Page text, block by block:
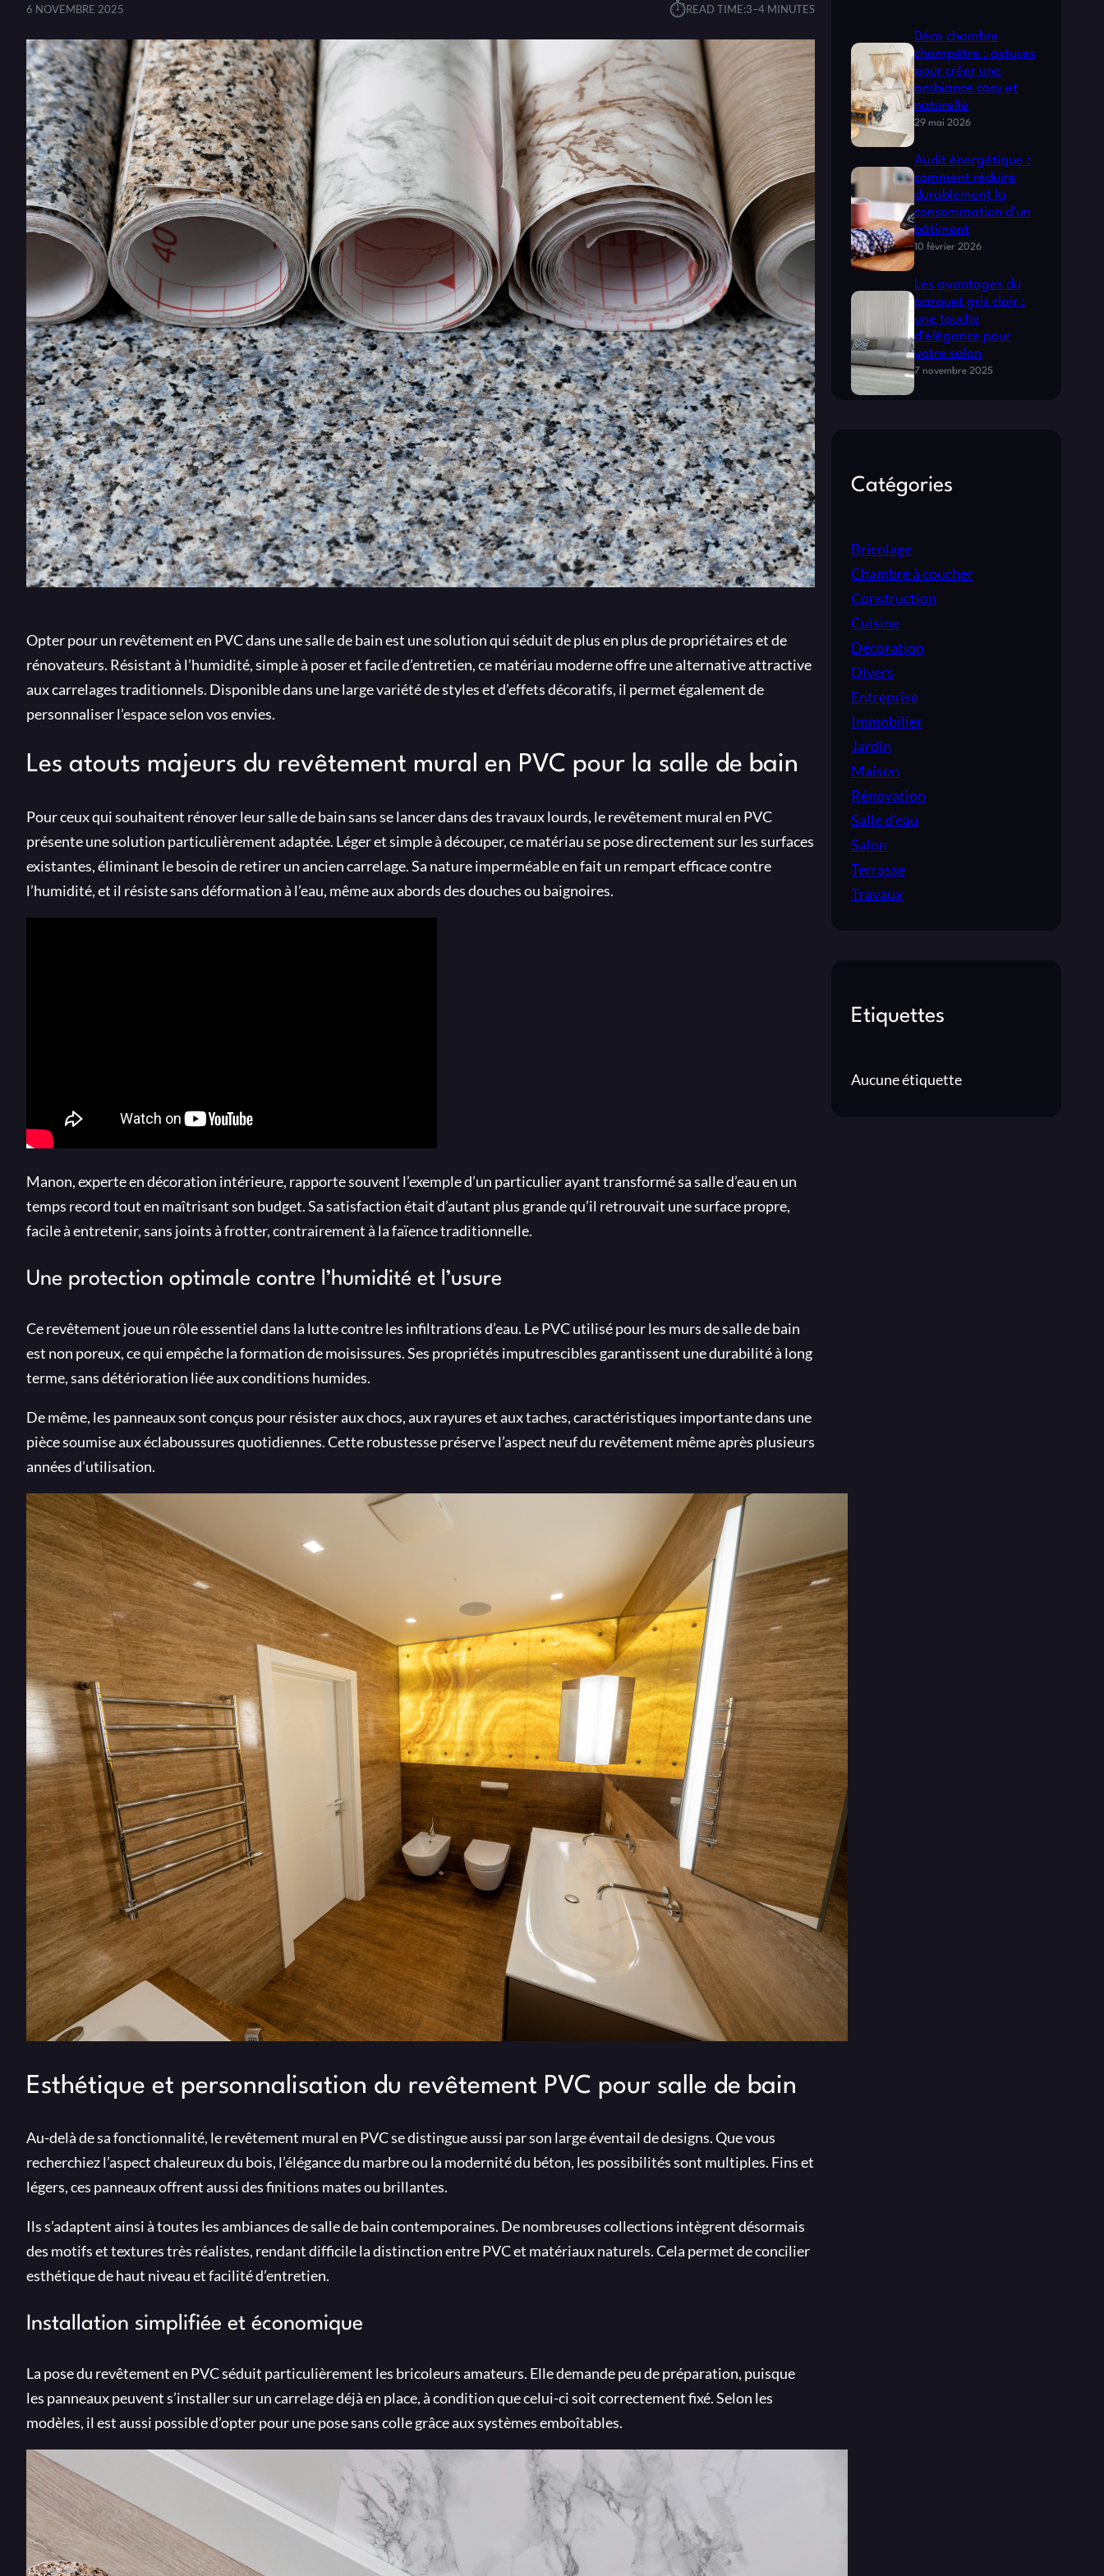
6 NOVEMBRE 2025 ⏱︎READ TIME:3–4 MINUTES
Opter pour un revêtement en PVC dans une salle de bain est une solution qui séduit de plus en plus de propriétaires et de
rénovateurs. Résistant à l’humidité, simple à poser et facile d’entretien, ce matériau moderne offre une alternative attractive
aux carrelages traditionnels. Disponible dans une large variété de styles et d’effets décoratifs, il permet également de
personnaliser l’espace selon vos envies.
Les atouts majeurs du revêtement mural en PVC pour la salle de bain
Pour ceux qui souhaitent rénover leur salle de bain sans se lancer dans des travaux lourds, le revêtement mural en PVC
présente une solution particulièrement adaptée. Léger et simple à découper, ce matériau se pose directement sur les surfaces
existantes, éliminant le besoin de retirer un ancien carrelage. Sa nature imperméable en fait un rempart efficace contre
l’humidité, et il résiste sans déformation à l’eau, même aux abords des douches ou baignoires.
Manon, experte en décoration intérieure, rapporte souvent l’exemple d’un particulier ayant transformé sa salle d’eau en un
temps record tout en maîtrisant son budget. Sa satisfaction était d’autant plus grande qu’il retrouvait une surface propre,
facile à entretenir, sans joints à frotter, contrairement à la faïence traditionnelle.
Une protection optimale contre l’humidité et l’usure
Ce revêtement joue un rôle essentiel dans la lutte contre les infiltrations d’eau. Le PVC utilisé pour les murs de salle de bain
est non poreux, ce qui empêche la formation de moisissures. Ses propriétés imputrescibles garantissent une durabilité à long
terme, sans détérioration liée aux conditions humides.
De même, les panneaux sont conçus pour résister aux chocs, aux rayures et aux taches, caractéristiques importante dans une
pièce soumise aux éclaboussures quotidiennes. Cette robustesse préserve l’aspect neuf du revêtement même après plusieurs
années d’utilisation.
Esthétique et personnalisation du revêtement PVC pour salle de bain
Au-delà de sa fonctionnalité, le revêtement mural en PVC se distingue aussi par son large éventail de designs. Que vous
recherchiez l’aspect chaleureux du bois, l’élégance du marbre ou la modernité du béton, les possibilités sont multiples. Fins et
légers, ces panneaux offrent aussi des finitions mates ou brillantes.
Ils s’adaptent ainsi à toutes les ambiances de salle de bain contemporaines. De nombreuses collections intègrent désormais
des motifs et textures très réalistes, rendant difficile la distinction entre PVC et matériaux naturels. Cela permet de concilier
esthétique de haut niveau et facilité d’entretien.
Installation simplifiée et économique
La pose du revêtement en PVC séduit particulièrement les bricoleurs amateurs. Elle demande peu de préparation, puisque
les panneaux peuvent s’installer sur un carrelage déjà en place, à condition que celui-ci soit correctement fixé. Selon les
modèles, il est aussi possible d’opter pour une pose sans colle grâce aux systèmes emboîtables.
Déco chambre
champêtre : astuces
pour créer une
ambiance cosy et
naturelle
29 mai 2026
Audit énergétique :
comment réduire
durablement la
consommation d’un
bâtiment
10 février 2026
Les avantages du
parquet gris clair :
une touche
d’élégance pour
votre salon
7 novembre 2025
Catégories
Bricolage
Chambre à coucher
Construction
Cuisine
Décoration
Divers
Entreprise
Immobilier
Jardin
Maison
Rénovation
Salle d'eau
Salon
Terrasse
Travaux
Etiquettes
Aucune étiquette